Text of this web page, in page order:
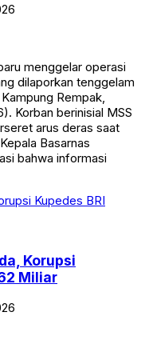
menggelar operasi
dilaporkan tenggelam
Rempak,
Korban berinisial MSS
arus deras saat
Basarnas
bahwa informasi
Korupsi
Miliar